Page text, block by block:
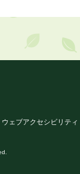
ウェブアクセシビリティ